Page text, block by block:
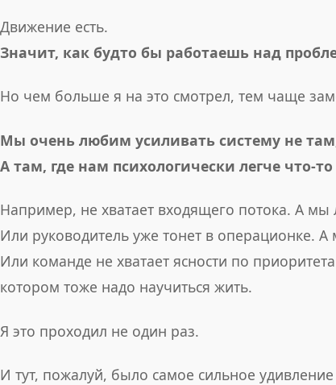
Движение есть.
Значит, как будто бы работаешь над
Но чем больше я на это смотрел, тем чаще
Мы очень любим усиливать систему не там,
А там, где нам психологически легче что-то
Например, не хватает входящего потока. А мы
Или руководитель уже тонет в операционке.
Или команде не хватает ясности по
котором тоже надо научиться жить.
Я это проходил не один раз.
И тут, пожалуй, было самое сильное